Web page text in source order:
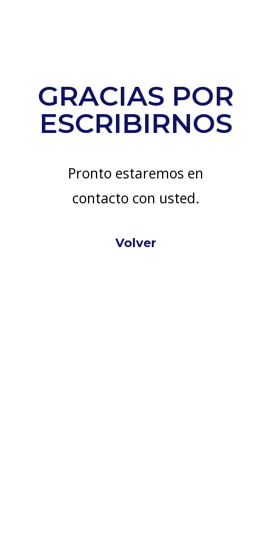
GRACIAS POR
ESCRIBIRNOS
Pronto estaremos en
contacto con usted.
Volver